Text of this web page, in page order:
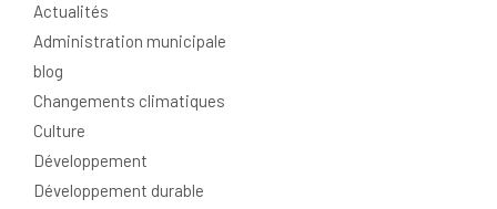
Actualités
Administration municipale
blog
Changements climatiques
Culture
Développement
Développement durable